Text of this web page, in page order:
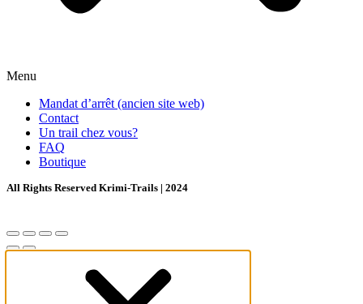
Menu
Mandat d’arrêt (ancien site web)
Contact
Un trail chez vous?
FAQ
Boutique
All Rights Reserved Krimi-Trails | 2024